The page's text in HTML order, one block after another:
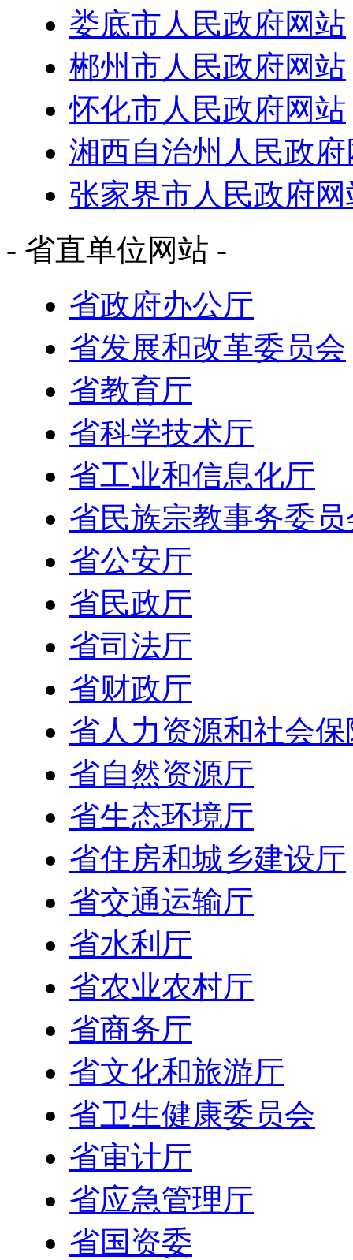
娄底市人民政府网站
郴州市人民政府网站
怀化市人民政府网站
湘西自治州人民政
张家界市人民政府网
- 省直单位网站 -
省政府办公厅
省发展和改革委员会
省教育厅
省科学技术厅
省工业和信息化厅
省民族宗教事务委员
省公安厅
省民政厅
省司法厅
省财政厅
省人力资源和社会
省自然资源厅
省生态环境厅
省住房和城乡建设厅
省交通运输厅
省水利厅
省农业农村厅
省商务厅
省文化和旅游厅
省卫生健康委员会
省审计厅
省应急管理厅
省国资委